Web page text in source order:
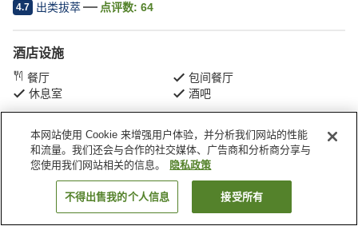
4.7 出类拔萃 点评数: 64
酒店设施
餐厅
包间餐厅
休息室
酒吧
首页 日本 东京 千代田区 山之上酒店（东京都）
搜索客房
本网站使用 Cookie 来增强用户体验，并分析我们网站的性能
和流量。我们还会与合作的社交媒体、广告商和分析商分享与
您使用我们网站相关的信息。
隐私政策
不得出售我的个人信息 接受所有